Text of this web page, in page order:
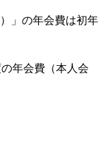
」の年会費は初年
年会費（本人会